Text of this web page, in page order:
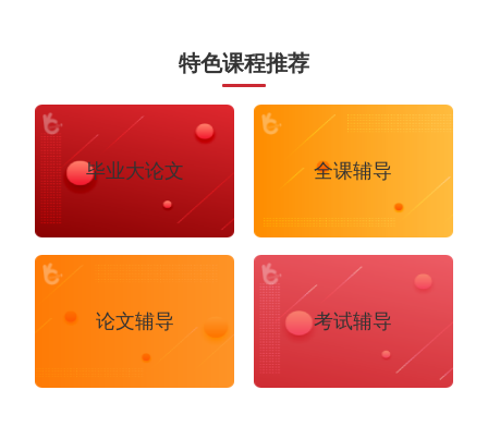
特色课程推荐
毕业大论文 全课辅导
论文辅导 考试辅导